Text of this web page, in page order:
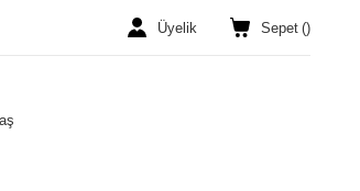
Üyelik Sepet ()